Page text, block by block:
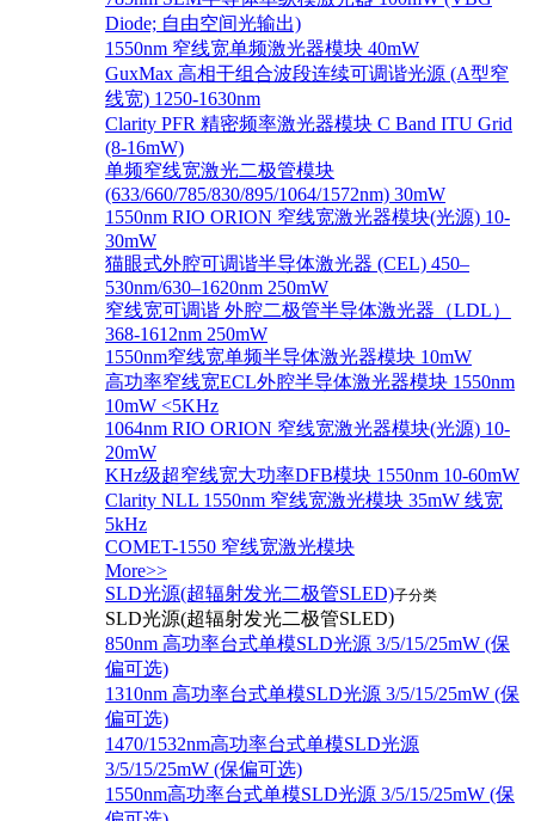
Diode; 自由空间光输出)
1550nm 窄线宽单频激光器模块 40mW
GuxMax 高相干组合波段连续可调谐光源 (A型窄
线宽) 1250-1630nm
Clarity PFR 精密频率激光器模块 C Band ITU Grid
(8-16mW)
单频窄线宽激光二极管模块
(633/660/785/830/895/1064/1572nm) 30mW
1550nm RIO ORION 窄线宽激光器模块(光源) 10-
30mW
猫眼式外腔可调谐半导体激光器 (CEL) 450–
530nm/630–1620nm 250mW
窄线宽可调谐 外腔二极管半导体激光器（LDL）
368-1612nm 250mW
1550nm窄线宽单频半导体激光器模块 10mW
高功率窄线宽ECL外腔半导体激光器模块 1550nm
10mW <5KHz
1064nm RIO ORION 窄线宽激光器模块(光源) 10-
20mW
KHz级超窄线宽大功率DFB模块 1550nm 10-60mW
Clarity NLL 1550nm 窄线宽激光模块 35mW 线宽
5kHz
COMET-1550 窄线宽激光模块
More>>
SLD光源(超辐射发光二极管SLED)子分类
SLD光源(超辐射发光二极管SLED)
850nm 高功率台式单模SLD光源 3/5/15/25mW (保
偏可选)
1310nm 高功率台式单模SLD光源 3/5/15/25mW (保
偏可选)
1470/1532nm高功率台式单模SLD光源
3/5/15/25mW (保偏可选)
1550nm高功率台式单模SLD光源 3/5/15/25mW (保